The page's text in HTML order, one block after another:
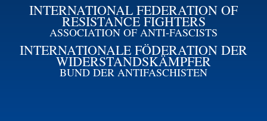
INTERNATIONAL FEDERATION OF
RESISTANCE FIGHTERS
ASSOCIATION OF ANTI-FASCISTS
INTERNATIONALE FÖDERATION DER
WIDERSTANDSKÄMPFER
BUND DER ANTIFASCHISTEN